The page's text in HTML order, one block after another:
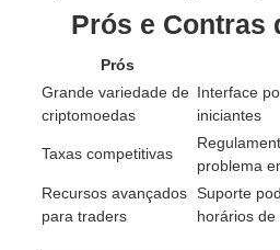
Prós e Contras
Prós
Grande variedade de
criptomoedas
Interface
iniciantes
Taxas competitivas
problema
Recursos avançados
para traders
Suporte
horários de